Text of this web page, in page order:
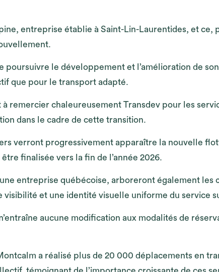
entreprise établie à Saint-Lin-Laurentides, et ce,
poursuivre le développement et l’amélioration de
que pour le transport adapté.
remercier chaleureusement Transdev pour les
dans le cadre de cette transition.
verront progressivement apparaître la nouvelle
finalisée vers la fin de l’année 2026.
entreprise québécoise, arboreront également les
visibilité et une identité visuelle uniforme du service
aucune modification aux modalités de
a réalisé plus de 20 000 déplacements en